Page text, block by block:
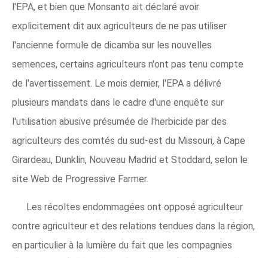
l'EPA, et bien que Monsanto ait déclaré avoir
explicitement dit aux agriculteurs de ne pas utiliser
l'ancienne formule de dicamba sur les nouvelles
semences, certains agriculteurs n'ont pas tenu compte
de l'avertissement. Le mois dernier, l'EPA a délivré
plusieurs mandats dans le cadre d'une enquête sur
l'utilisation abusive présumée de l'herbicide par des
agriculteurs des comtés du sud-est du Missouri, à Cape
Girardeau, Dunklin, Nouveau Madrid et Stoddard, selon le
site Web de Progressive Farmer.
Les récoltes endommagées ont opposé agriculteur
contre agriculteur et des relations tendues dans la région,
en particulier à la lumière du fait que les compagnies